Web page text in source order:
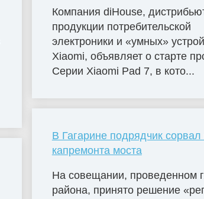
Компания diHouse,
продукции потребительской
электроники и «умных»
Xiaomi, объявляет о старте
Серии Xiaomi Pad 7, в кото...
В Гагарине подрядчик сорвал
капремонта моста
На совещании, проведенном
района, принято решение